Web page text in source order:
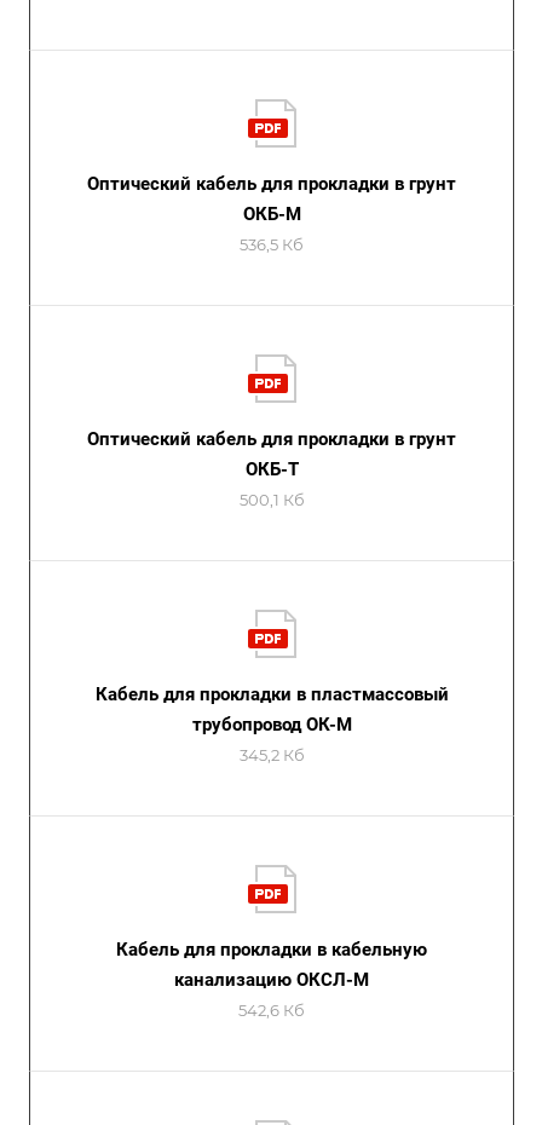
Оптический кабель для прокладки в грунт
ОКБ-М
536,5 Кб
Оптический кабель для прокладки в грунт
ОКБ-Т
500,1 Кб
Кабель для прокладки в пластмассовый
трубопровод ОК-М
345,2 Кб
Кабель для прокладки в кабельную
канализацию ОКСЛ-М
542,6 Кб